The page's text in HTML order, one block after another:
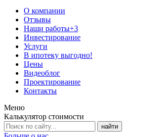
О компании
Отзывы
Наши работы+3
Инвестирование
Услуги
В ипотеку выгодно!
Цены
Видеоблог
Проектирование
Контакты
Меню
Калькулятор стоимости